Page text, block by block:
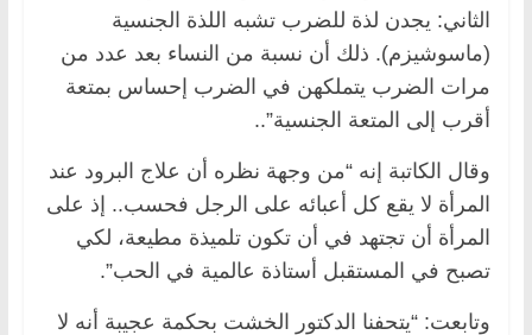
الثاني: يجدن لذة للضرب تشبه اللذة الجنسية
(ماسوشيزم). ذلك أن نسبة من النساء بعد عدد من
مرات الضرب يتملكهن في الضرب إحساس بمتعة
أقرب إلى المتعة الجنسية”..
وقال الكاتبة إنه “من وجهة نظره أن علاج البرود عند
المرأة لا يقع كل أعبائه على الرجل فحسب.. إذ على
المرأة أن تجتهد في أن تكون تلميذة مطيعة، لكي
تصبح في المستقبل أستاذة عالمية في الحب”.
وتابعت: “يتحفنا الدكتور الخشت بحكمة عجيبة أنه لا